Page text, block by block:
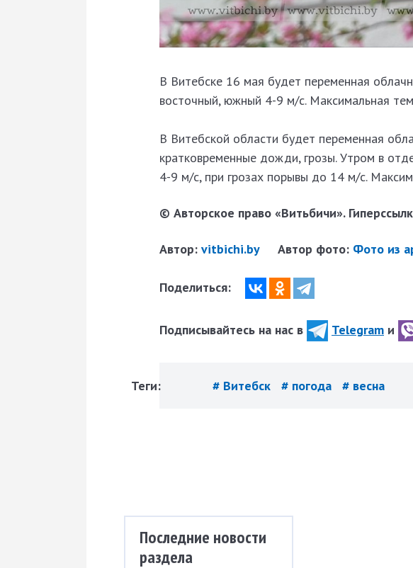
В Витебске 16 мая будет переменная
восточный, южный 4-9 м/с. Максимальная
В Витебской области будет переменная
кратковременные дожди, грозы. Утром в
4-9 м/с, при грозах порывы до 14 м/с.
© Авторское право «Витьбичи».
Автор: vitbichi.by Автор фото: Фото из
Поделиться:
Подписывайтесь на нас в Telegram и
Теги: # Витебск # погода # весна
Последние новости
раздела